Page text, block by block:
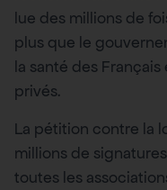
lue des millions de
plus que le
la santé des
privés.
La pétition contre la
millions de
toutes les